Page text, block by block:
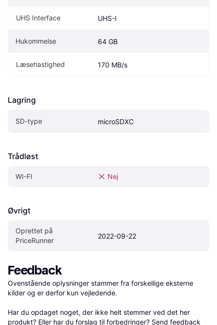
UHS Interface UHS-I
Hukommelse 64 GB
Læsehastighed 170 MB/s
Lagring
SD-type microSDXC
Trådløst
WI-FI Nej
Øvrigt
Oprettet på
PriceRunner
2022-09-22
Feedback
Ovenstående oplysninger stammer fra forskellige eksterne
kilder og er derfor kun vejledende.
Har du opdaget noget, der ikke helt stemmer ved det her
produkt? Eller har du forslag til forbedringer? Send feedback